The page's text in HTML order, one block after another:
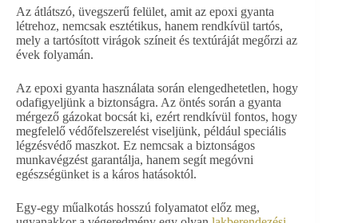
Az átlátszó, üvegszerű felület, amit az epoxi gyanta
létrehoz, nemcsak esztétikus, hanem rendkívül tartós,
mely a tartósított virágok színeit és textúráját megőrzi az
évek folyamán.
Az epoxi gyanta használata során elengedhetetlen, hogy
odafigyeljünk a biztonságra. Az öntés során a gyanta
mérgező gázokat bocsát ki, ezért rendkívül fontos, hogy
megfelelő védőfelszerelést viseljünk, például speciális
légzésvédő maszkot. Ez nemcsak a biztonságos
munkavégzést garantálja, hanem segít megóvni
egészségünket is a káros hatásoktól.
Egy-egy műalkotás hosszú folyamatot előz meg,